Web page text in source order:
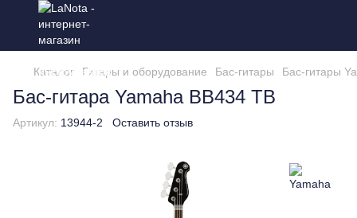
Каталог Гитары и оборудование Бас-гитары Бас-гитары
Бас-гитара Yamaha BB434 TB
Артикул: 13944-2 Оставить отзыв